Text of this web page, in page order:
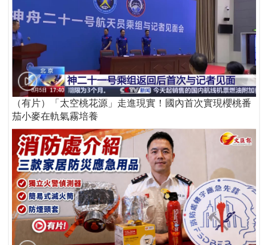
（有片）「太空桃花源」走進現實！國內首次實現櫻桃番
茄小麥在軌氣霧培養